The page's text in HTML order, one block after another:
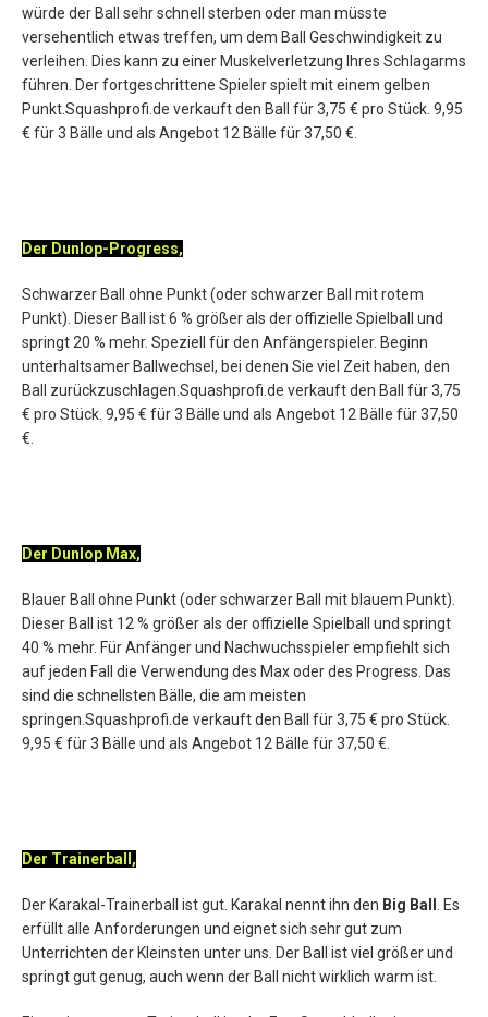
würde der Ball sehr schnell sterben oder man müsste
versehentlich etwas treffen, um dem Ball Geschwindigkeit zu
verleihen. Dies kann zu einer Muskelverletzung Ihres Schlagarms
führen. Der fortgeschrittene Spieler spielt mit einem gelben
Punkt.Squashprofi.de verkauft den Ball für 3,75 € pro Stück. 9,95
€ für 3 Bälle und als Angebot 12 Bälle für 37,50 €.
Der Dunlop-Progress,
Schwarzer Ball ohne Punkt (oder schwarzer Ball mit rotem
Punkt). Dieser Ball ist 6 % größer als der offizielle Spielball und
springt 20 % mehr. Speziell für den Anfängerspieler. Beginn
unterhaltsamer Ballwechsel, bei denen Sie viel Zeit haben, den
Ball zurückzuschlagen.Squashprofi.de verkauft den Ball für 3,75
€ pro Stück. 9,95 € für 3 Bälle und als Angebot 12 Bälle für 37,50
€.
Der Dunlop Max,
Blauer Ball ohne Punkt (oder schwarzer Ball mit blauem Punkt).
Dieser Ball ist 12 % größer als der offizielle Spielball und springt
40 % mehr. Für Anfänger und Nachwuchsspieler empfiehlt sich
auf jeden Fall die Verwendung des Max oder des Progress. Das
sind die schnellsten Bälle, die am meisten
springen.Squashprofi.de verkauft den Ball für 3,75 € pro Stück.
9,95 € für 3 Bälle und als Angebot 12 Bälle für 37,50 €.
Der Trainerball,
Der Karakal-Trainerball ist gut. Karakal nennt ihn den Big Ball . Es
erfüllt alle Anforderungen und eignet sich sehr gut zum
Unterrichten der Kleinsten unter uns. Der Ball ist viel größer und
springt gut genug, auch wenn der Ball nicht wirklich warm ist.